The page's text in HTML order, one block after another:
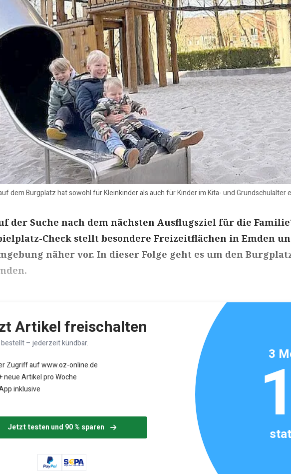
dem Burgplatz hat sowohl für Kleinkinder als auch für Kinder im Kita- und Grundschulalter
der Suche nach dem nächsten Ausflugsziel für die
Check stellt besondere Freizeitflächen in Emden
näher vor. In dieser Folge geht es um den
Artikel freischalten
– jederzeit kündbar.
Zugriff auf www.oz-online.de
neue Artikel pro Woche
inklusive
Jetzt testen und 90 % sparen
3